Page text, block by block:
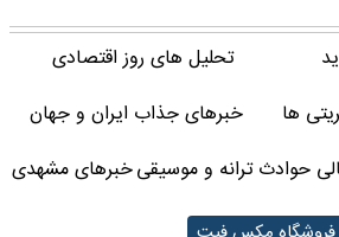
تحلیل های روز اقتصادی
ها
خبرهای جذاب ایران و جهان
حوادثترانه و موسیقیخبرهای مشهدی